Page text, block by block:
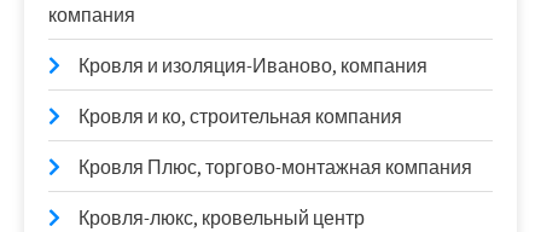
компания
Кровля и изоляция-Иваново, компания
Кровля и ко, строительная компания
Кровля Плюс, торгово-монтажная компания
Кровля-люкс, кровельный центр